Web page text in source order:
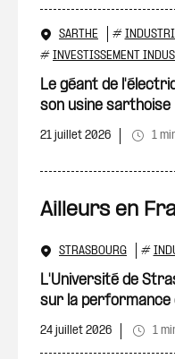
SARTHE #
# INVESTISSEMENT
Le géant de
son usine sarthoise
21 juillet 2026 1
Ailleurs en
STRASBOURG #
L'Université de
sur la performance
24 juillet 2026 1